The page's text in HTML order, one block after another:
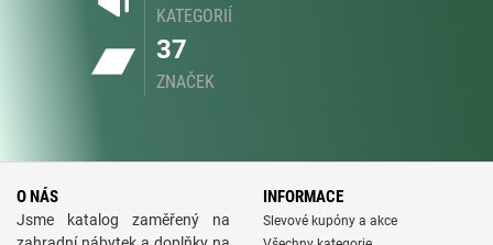
KATEGORIÍ
37
ZNAČEK
O NÁS
Jsme katalog zaměřený na
INFORMACE
Slevové kupóny a akce